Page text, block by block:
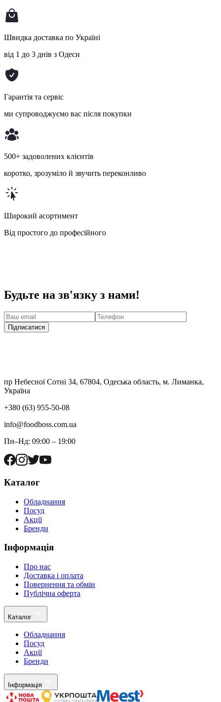
Швидка доставка по Україні
від 1 до 3 днів з Одеси
Гарантія та сервіс
ми супроводжуємо вас після покупки
500+ задоволених клієнтів
коротко, зрозуміло й звучить переконливо
Широкий асортимент
Від простого до професійного
Будьте на зв'язку з нами!
Підписатися
пр Небесної Сотні 34, 67804, Одеська область, м. Лиманка,
Україна
+380 (63) 955-50-08
info@foodboss.com.ua
Пн–Нд: 09:00 – 19:00
Каталог
Обладнання
Посуд
Акції
Бренди
Інформація
Про нас
Доставка і оплата
Повернення та обмін
Публічна оферта
Каталог
Обладнання
Посуд
Акції
Бренди
Інформація